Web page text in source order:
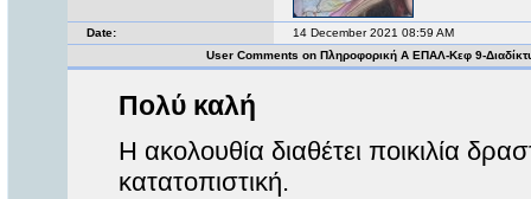
Date:
14 December 2021 08:59 AM
User Comments on Πληροφορική Α ΕΠΑΛ-Κεφ 9-
Πολύ καλή
Η ακολουθία διαθέτει ποικιλία
κατατοπιστική.